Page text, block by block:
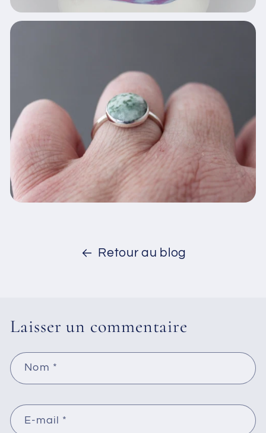
Retour au blog
Laisser un commentaire
Nom *
E-mail *